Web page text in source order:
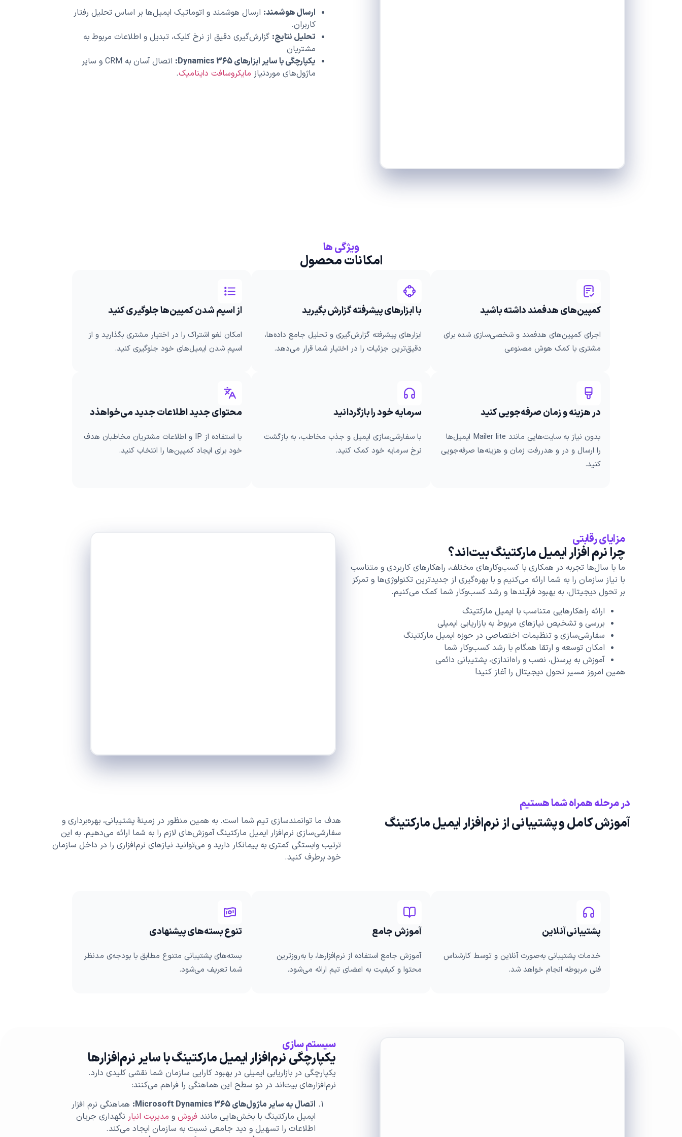
ارسال هوشمند: ارسال هوشمند و اتوماتیک ایمیل‌ها بر اساس تحلیل رفتار
کاربران.
تحلیل نتایج: گزارش‌گیری دقیق از نرخ کلیک، تبدیل و اطلاعات مربوط به
مشتریان
یکپارچگی با سایر ابزارهای Dynamics 365:
اتصال آسان به CRM و سایر
ماژول‌های موردنیاز مایکروسافت داینامیک.
ویژگی ها
امکانات محصول
کمپین‌های هدفمند داشته باشید
اجرای کمپین‌های هدفمند و شخصی‌سازی شده برای
مشتری با کمک هوش مصنوعی
با ابزارهای پیشرفته گزارش‌ بگیرید
ابزارهای پیشرفته گزارش‌گیری و تحلیل جامع داده‌ها،
دقیق‌ترین جزئیات را در اختیار شما قرار می‌دهد.
از اسپم شدن کمپین‌ها جلوگیری کنید
امکان لغو اشتراک را در اختیار مشتری بگذارید و از
اسپم شدن ایمیل‌های خود جلوگیری کنید.
در هزینه و زمان صرفه‌جویی کنید
بدون نیاز به سایت‌هایی مانند Mailer lite ایمیل‌ها
را ارسال و در و هدررفت زمان و هزینه‌ها صرفه‌جویی
کنید.
سرمایه خود را بازگردانید
با سفارشی‌سازی ایمیل و جذب مخاطب، به بازگشت
نرخ سرمایه خود کمک کنید.
محتوای جدید اطلاعات جدید می‌خواهذد
با استفاده از IP و اطلاعات مشتریان مخاطبان هدف
خود برای ایجاد کمپین‌ها را انتخاب کنید.
مزایای رقابتی
چرا نرم افزار ایمیل مارکتینگ بیت‌اند؟
ما با سال‌ها تجربه در همکاری با کسب‌وکارهای مختلف، راهکارهای کاربردی و متناسب
با نیاز سازمان‌ را به شما ارائه می‌کنیم و با بهره‌گیری از جدیدترین تکنولوژی‌ها و تمرکز
بر تحول دیجیتال، به بهبود فرآیندها و رشد کسب‌وکار شما کمک می‌کنیم.
ارائه راهکارهایی متناسب با ایمیل مارکتینگ
بررسی و تشخیص نیازهای مربوط به بازاریابی ایمیلی
سفارشی‌سازی و تنظیمات اختصاصی در حوزه ایمیل مارکتینگ
امکان توسعه و ارتقا همگام با رشد کسب‌وکار شما
آموزش به پرسنل، نصب و راه‌اندازی، پشتیبانی دائمی
همین امروز مسیر تحول دیجیتال را آغاز کنید!
در مرحله همراه شما هستیم
آموزش کامل و پشتیبانی از نرم‌افزار ایمیل مارکتینگ
هدف ما توانمندسازی تیم شما است. به همین منظور در زمینۀ پشتیبانی، بهره‌برداری و
سفارشی‌سازی نرم‌افزار ایمیل مارکتینگ آموزش‌های لازم را به شما ارائه می‌دهیم. به این
ترتیب وابستگی کمتری به پیمانکار دارید و می‌توانید نیازهای نرم‌افزاری را در داخل سازمان
خود برطرف کنید.
پشتیبانی آنلاین
خدمات پشتیبانی به‌صورت آنلاین و توسط کارشناس
فنی مربوطه انجام خواهد شد.
آموزش جامع
آموزش جامع استفاده از نرم‌افزارها، با به‌روزترین
محتوا و کیفیت به اعضای تیم ارائه می‌شود.
تنوع بسته‌های پیشنهادی
بسته‌های پشتیبانی متنوع مطابق با بودجه‌ی مدنظر
شما تعریف می‌شود.
سیستم سازی
یکپارچگی نرم‌افزار ایمیل مارکتینگ با سایر نرم‌افزارها
یکپارچگی در بازاریابی ایمیلی در بهبود کارایی سازمان‌ شما نقشی کلیدی دارد.
نرم‌افزارهای بیت‌اند در دو سطح این هماهنگی را فراهم می‌کنند:
اتصال به سایر ماژول‌های
هماهنگی نرم افزار
ایمیل مارکتینگ با بخش‌هایی مانند فروش و مدیریت انبار نگهداری جریان
اطلاعات را تسهیل و دید جامعی نسبت به سازمان ایجاد می‌کند.